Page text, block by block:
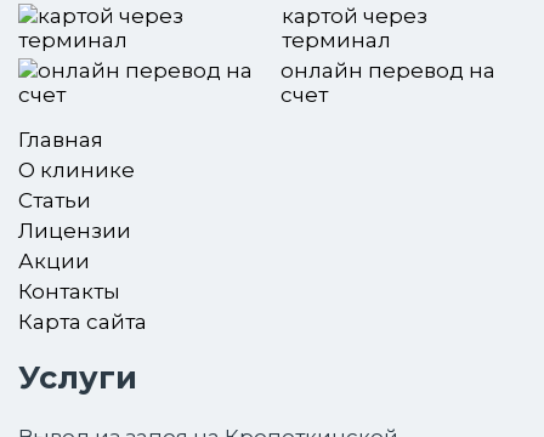
картой через
терминал
онлайн перевод на
счет
Главная
О клинике
Статьи
Лицензии
Акции
Контакты
Карта сайта
Услуги